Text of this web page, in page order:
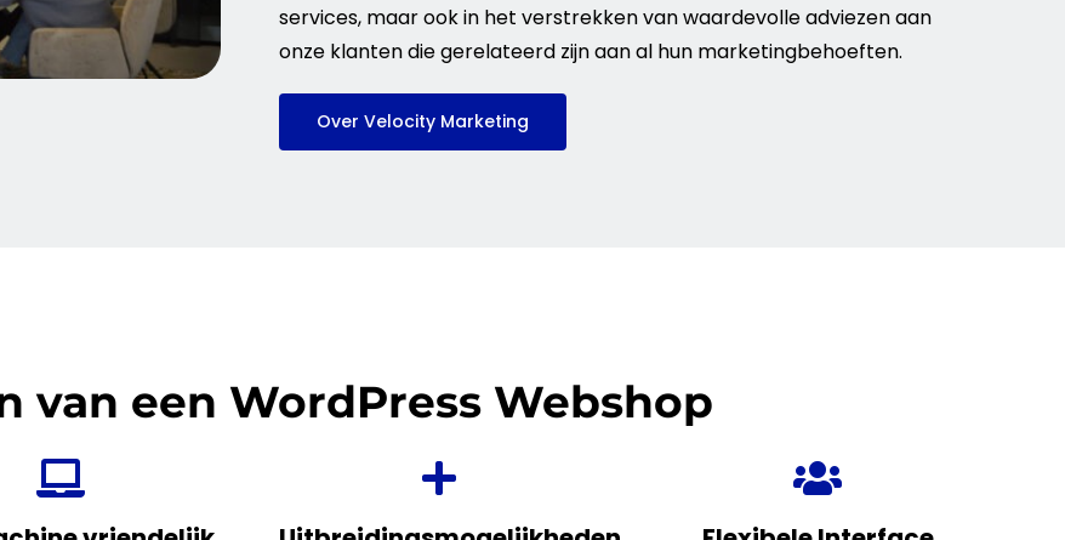
services, maar ook in het verstrekken van waardevolle adviezen aan
onze klanten die gerelateerd zijn aan al hun marketingbehoeften.
Over Velocity Marketing
van een WordPress Webshop